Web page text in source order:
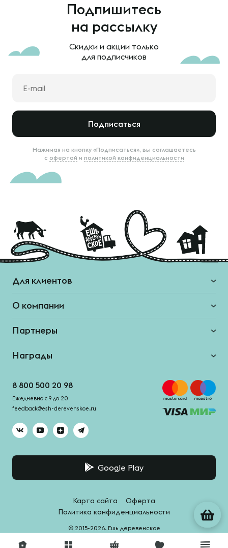
Подпишитесь
на рассылку
Скидки и акции только
для подписчиков
Подписаться
Нажимая на кнопку «Подписаться», вы соглашаетесь
с офертой и политикой конфиденциальности
Для клиентов
О компании
Партнеры
Награды
8 800 500 20 98
Ежедневно с 9 до 20
feedback@esh-derevenskoe.ru
Google Play
© 2015-2026. Ешь деревенское
Карта сайта
Оферта
Политика конфиденциальности
Система качества - HACCPro